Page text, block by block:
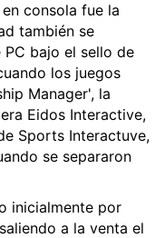
consola fue la
también se
bajo el sello de
los juegos
Manager', la
Eidos Interactive,
Sports Interactuve,
se separaron
inicialmente por
a la venta el